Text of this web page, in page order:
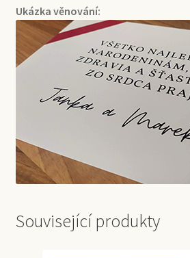
Ukázka věnování:
Související produkty